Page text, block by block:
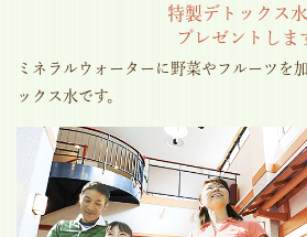
特製デトックス
プレゼントしま
ミネラルウォーターに野菜やフルーツを
ックス水です。